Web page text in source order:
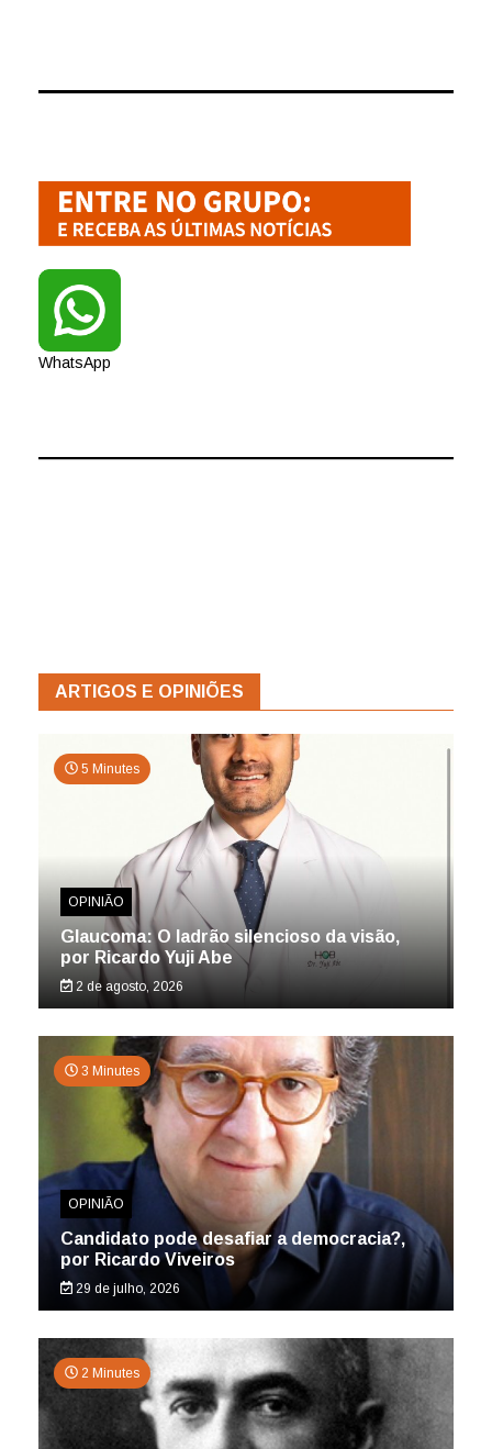
WhatsApp
ARTIGOS E OPINIÕES
5 Minutes
OPINIÃO
Glaucoma: O ladrão silencioso da visão,
por Ricardo Yuji Abe
2 de agosto, 2026
3 Minutes
OPINIÃO
Candidato pode desafiar a democracia?,
por Ricardo Viveiros
29 de julho, 2026
2 Minutes